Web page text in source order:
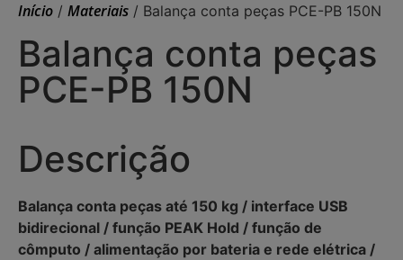
Início / Materiais / Balança conta peças PCE-PB 150N
Balança conta peças
PCE-PB 150N
Descrição
Balança conta peças até 150 kg / interface USB
bidirecional / função PEAK Hold / função de
cômputo / alimentação por bateria e rede elétrica /